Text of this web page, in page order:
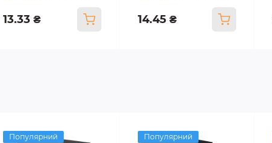
13.33 ₴ 14.45 ₴
Популярний Популярний